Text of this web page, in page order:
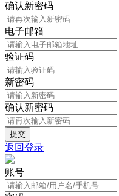
确认新密码
电子邮箱
验证码
新密码
确认新密码
返回登录
账号